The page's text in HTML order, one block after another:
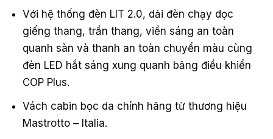
Với hệ thống đèn LIT 2.0, dải đèn chạy dọc
giếng thang, trần thang, viền sáng an toàn
quanh sàn và thanh an toàn chuyển màu cùng
đèn LED hắt sáng xung quanh bảng điều khiển
COP Plus.
Vách cabin bọc da chính hãng từ thương hiệu
Mastrotto – Italia.